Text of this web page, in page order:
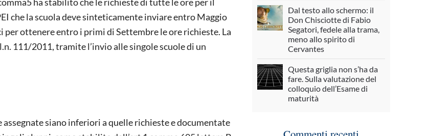
che la scuola deve sinteticamente inviare entro Maggio
per ottenere entro i primi di Settembre le ore richieste. La
111/2011, tramite l’invio alle singole scuole di un
siano inferiori a quelle richieste e documentate
Dal testo allo schermo: il
Don Chisciotte di Fabio
Segatori, fedele alla trama,
meno allo spirito di
Cervantes
Questa griglia non s’ha da
fare. Sulla valutazione del
colloquio dell’Esame di
maturità